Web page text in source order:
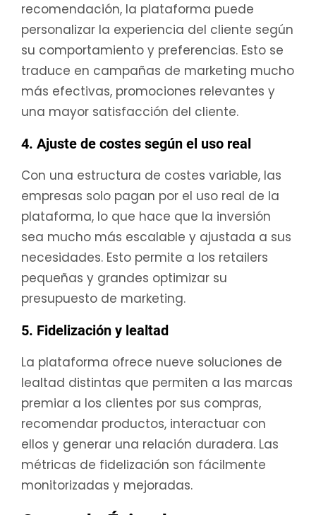
recomendación, la plataforma puede
personalizar la experiencia del cliente según
su comportamiento y preferencias. Esto se
traduce en campañas de marketing mucho
más efectivas, promociones relevantes y
una mayor satisfacción del cliente.
4. Ajuste de costes según el uso real
Con una estructura de costes variable, las
empresas solo pagan por el uso real de la
plataforma, lo que hace que la inversión
sea mucho más escalable y ajustada a sus
necesidades. Esto permite a los retailers
pequeñas y grandes optimizar su
presupuesto de marketing.
5. Fidelización y lealtad
La plataforma ofrece nueve soluciones de
lealtad distintas que permiten a las marcas
premiar a los clientes por sus compras,
recomendar productos, interactuar con
ellos y generar una relación duradera. Las
métricas de fidelización son fácilmente
monitorizadas y mejoradas.